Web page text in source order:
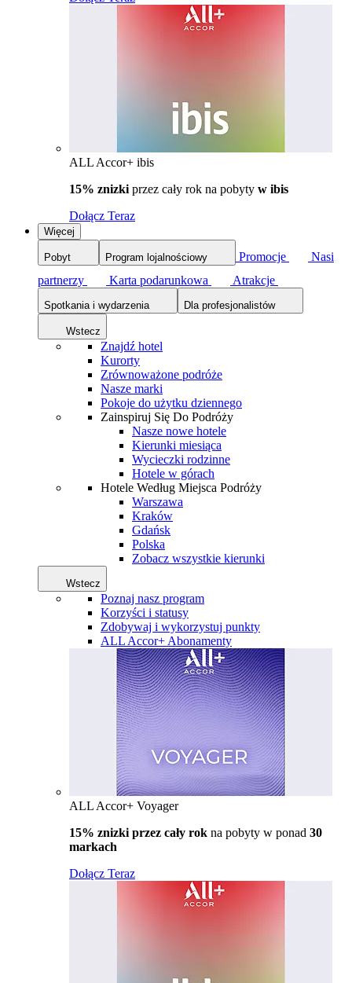
ALL Accor+ ibis
15% znizki przez cały rok na pobyty w ibis
Dołącz Teraz
Więcej
Pobyt Program lojalnościowy Promocje
Nasi
partnerzy
Karta podarunkowa Atrakcje
Spotkania i wydarzenia Dla profesjonalistów
Wstecz
Znajdź hotel
Kurorty
Zrównoważone podróże
Nasze marki
Pokoje do użytku dziennego
Zainspiruj Się Do Podróży
Nasze nowe hotele
Kierunki miesiąca
Wycieczki rodzinne
Hotele w górach
Hotele Według Miejsca Podróży
Warszawa
Kraków
Gdańsk
Polska
Zobacz wszystkie kierunki
Wstecz
Poznaj nasz program
Korzyści i statusy
Zdobywaj i wykorzystuj punkty
ALL Accor+ Abonamenty
ALL Accor+ Voyager
15% znizki przez cały rok na pobyty w ponad 30
markach
Dołącz Teraz